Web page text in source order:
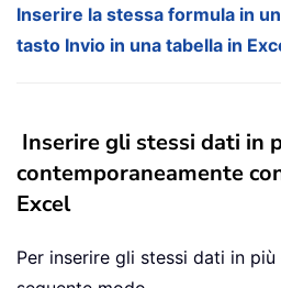
Inserire la stessa formula in
tasto Invio in una tabella in
Inserire gli stessi dati in
contemporaneamente
Excel
Per inserire gli stessi dati in